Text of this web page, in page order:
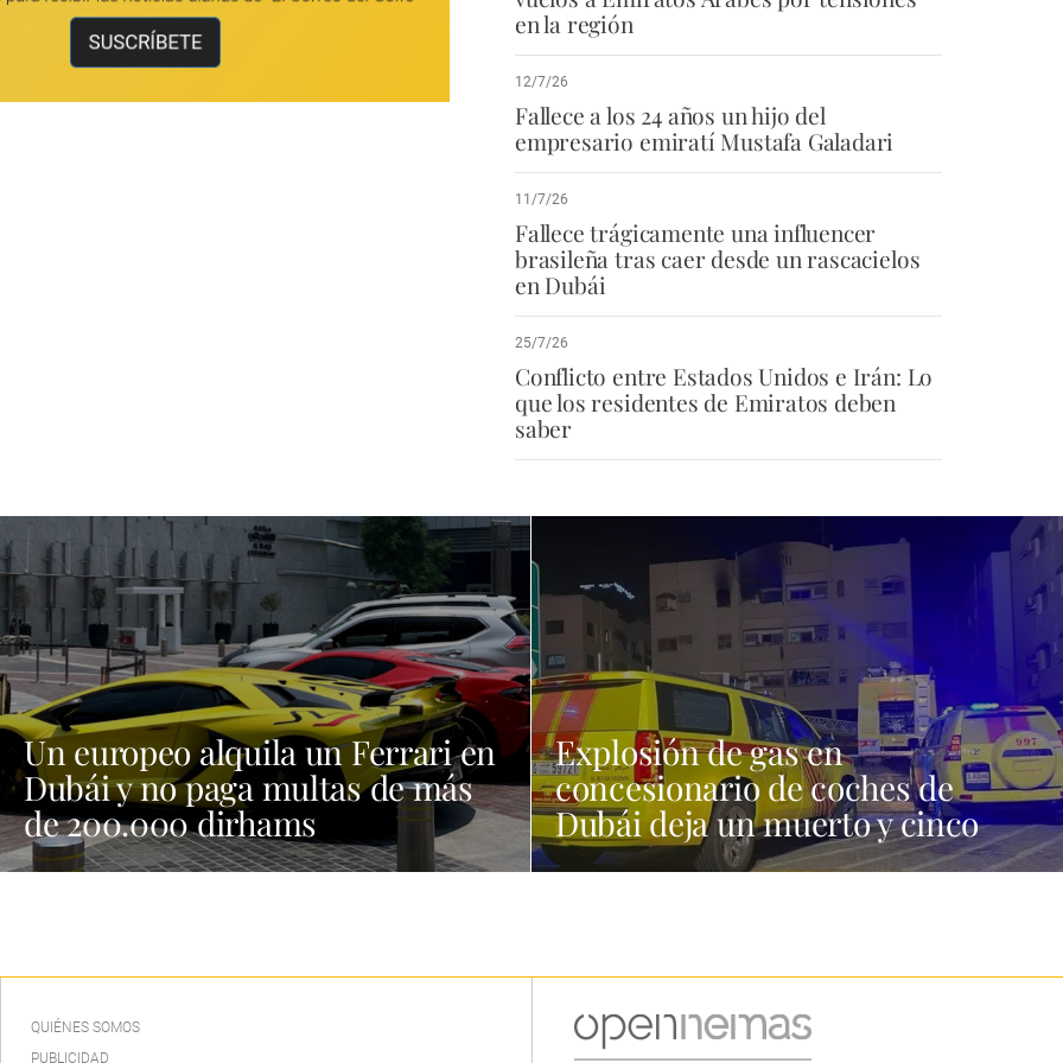
en la región
12/7/26
Fallece a los 24 años un hijo del
empresario emiratí Mustafa Galadari
11/7/26
Fallece trágicamente una influencer
brasileña tras caer desde un rascacielos
en Dubái
25/7/26
Conflicto entre Estados Unidos e Irán: Lo
que los residentes de Emiratos deben
saber
Un europeo alquila un Ferrari en
Dubái y no paga multas de más
de 200.000 dirhams
Explosión de gas en
concesionario de coches de
Dubái deja un muerto y cinco
heridos
QUIÉNES SOMOS
PUBLICIDAD